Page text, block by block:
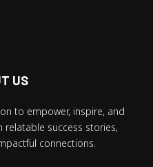
US
to empower, inspire, and
success stories,
connections.